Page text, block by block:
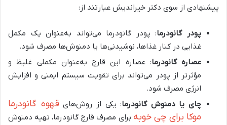
پیشنهادی از سوی دکتر خیراندیش عبارتند از:
پودر گانودرما: پودر گانودرما می‌تواند به‌عنوان یک مکمل
غذایی در کنار غذاها، نوشیدنی‌ها یا دمنوش‌ها مصرف شود.
عصاره گانودرما: عصاره این قارچ به‌عنوان مکملی غلیظ و
مؤثرتر از پودر می‌تواند برای تقویت سیستم ایمنی و افزایش
انرژی مصرف شود.
چای یا دمنوش گانودرما: یکی از روش‌های قهوه گانودرما
موکا برای چی خوبه برای مصرف قارچ گانودرما، تهیه دمنوش